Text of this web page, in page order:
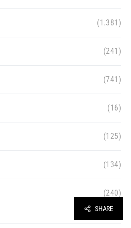
(1.381)
(241)
(741)
(16)
(125)
(134)
(240)
SHARE